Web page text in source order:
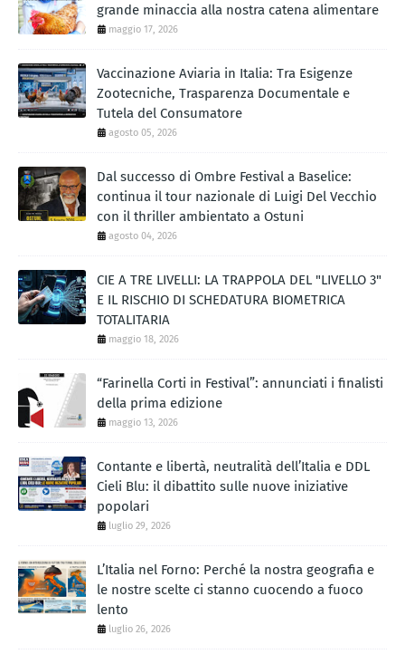
grande minaccia alla nostra catena alimentare
maggio 17, 2026
Vaccinazione Aviaria in Italia: Tra Esigenze
Zootecniche, Trasparenza Documentale e
Tutela del Consumatore
agosto 05, 2026
Dal successo di Ombre Festival a Baselice:
continua il tour nazionale di Luigi Del Vecchio
con il thriller ambientato a Ostuni
agosto 04, 2026
CIE A TRE LIVELLI: LA TRAPPOLA DEL "LIVELLO 3"
E IL RISCHIO DI SCHEDATURA BIOMETRICA
TOTALITARIA
maggio 18, 2026
“Farinella Corti in Festival”: annunciati i finalisti
della prima edizione
maggio 13, 2026
Contante e libertà, neutralità dell’Italia e DDL
Cieli Blu: il dibattito sulle nuove iniziative
popolari
luglio 29, 2026
L’Italia nel Forno: Perché la nostra geografia e
le nostre scelte ci stanno cuocendo a fuoco
lento
luglio 26, 2026